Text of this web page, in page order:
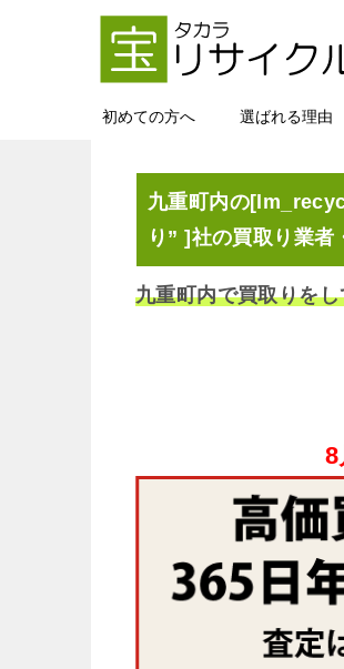
初めての方へ 選ばれる理由
九重町内の
り” ]社の買取り業者
九重町内で買取りを
8